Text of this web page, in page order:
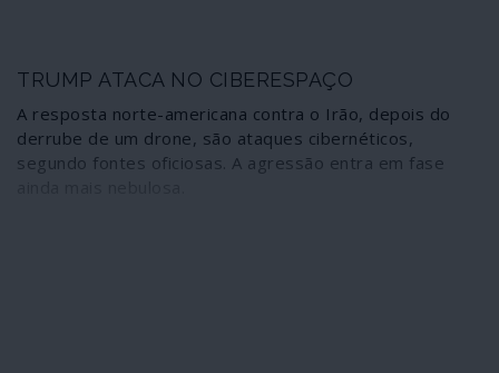
TRUMP ATACA NO CIBERESPAÇO
A resposta norte-americana contra o Irão, depois do
derrube de um drone, são ataques cibernéticos,
segundo fontes oficiosas. A agressão entra em fase